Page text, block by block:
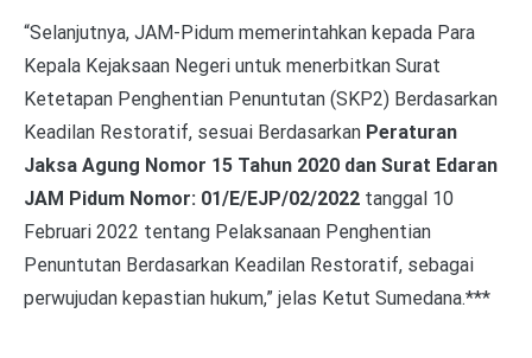
“Selanjutnya, JAM-Pidum memerintahkan kepada Para
Kepala Kejaksaan Negeri untuk menerbitkan Surat
Ketetapan Penghentian Penuntutan (SKP2) Berdasarkan
Keadilan Restoratif, sesuai Berdasarkan Peraturan
Jaksa Agung Nomor 15 Tahun 2020 dan Surat Edaran
JAM Pidum Nomor: 01/E/EJP/02/2022 tanggal 10
Februari 2022 tentang Pelaksanaan Penghentian
Penuntutan Berdasarkan Keadilan Restoratif, sebagai
perwujudan kepastian hukum,” jelas Ketut Sumedana.***